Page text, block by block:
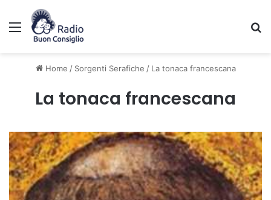
Menu
Home / Sorgenti Serafiche / La tonaca francescana
La tonaca francescana